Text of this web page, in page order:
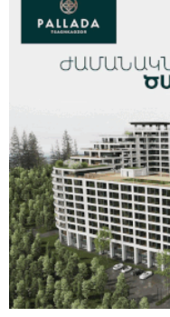
քննարկել
22:37:22 6-
տապալվել
22:19:14 6-
Իրանը և
կառուցվածքը